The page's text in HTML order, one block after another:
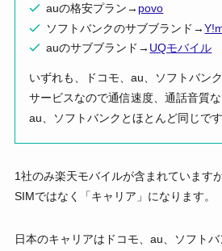
auの格安プラン→ povo
ソフトバンクのサブブランド→
auのサブブランド→ UQモバイル
いずれも、ドコモ、au、ソフトバン
サービスなので通信速度、通話音質な
au、ソフトバンクとほとんど同じです
1社のみ楽天モバイルが含まれています
SIMではなく「キャリア」になります。
日本のキャリアはドコモ、au、ソフト